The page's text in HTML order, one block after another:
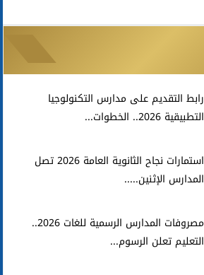
رابط التقديم على مدارس التكنولوجيا
التطبيقية 2026.. الخطوات...
استمارات نجاح الثانوية العامة 2026 تصل
المدارس الإثنين.....
مصروفات المدارس الرسمية للغات 2026..
التعليم تعلن الرسوم...